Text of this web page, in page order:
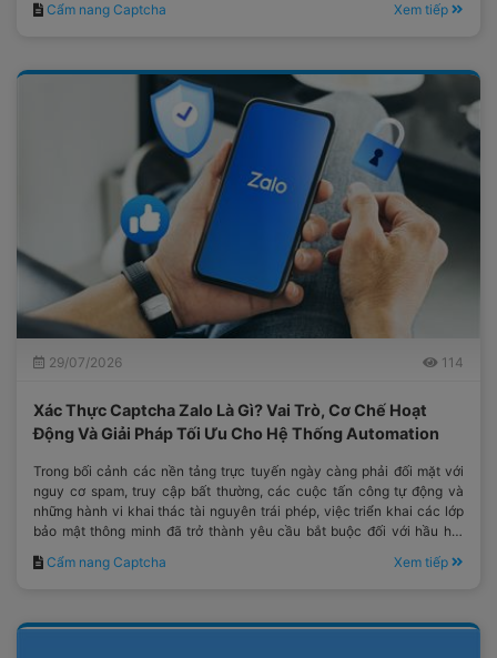
Cẩm nang Captcha
Xem tiếp
29/07/2026 114
Xác Thực Captcha Zalo Là Gì? Vai Trò, Cơ Chế Hoạt
Động Và Giải Pháp Tối Ưu Cho Hệ Thống Automation
Trong bối cảnh các nền tảng trực tuyến ngày càng phải đối mặt với
nguy cơ spam, truy cập bất thường, các cuộc tấn công tự động và
những hành vi khai thác tài nguyên trái phép, việc triển khai các lớp
bảo mật thông minh đã trở thành yêu cầu bắt buộc đối với hầu hết
các hệ thống công nghệ hiện đại.
Cẩm nang Captcha Xem tiếp